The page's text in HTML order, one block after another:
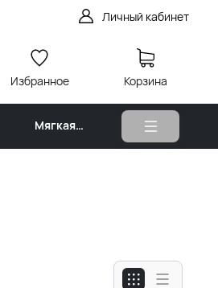
Личный кабинет
Избранное Корзина
Мягкая